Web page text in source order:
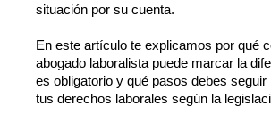
situación por su cuenta.
En este artículo te explicamos por qué
abogado laboralista puede marcar la
es obligatorio y qué pasos debes seguir
tus derechos laborales según la